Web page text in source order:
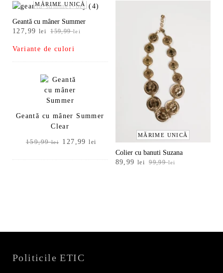
MĂRIME UNICĂ
Geantă cu mâner Summer
159,99lei
Prețul
a
fost:
127,99 lei
Prețul
este:
127,99 lei.
Variante de culori
Geantă cu mâner Summer
Clear
159,99lei
Prețul
a
127,99lei
Prețul
curent
este:
MĂRIME UNICĂ
Colier cu banuti Suzana
99,99lei
Prețul
89,99 lei
Prețul
Politicile ETIC